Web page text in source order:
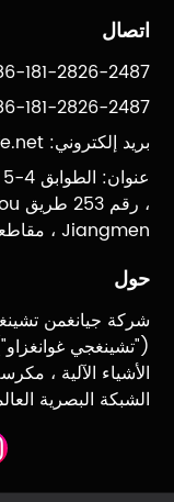
اتصال
181-2826-2487
181-2826-2487
بريد إلكتروني:
Jiangmen ، مقاطعة Guangdong ، الصين
حول
شركة جيانغمن
("تشينغجي
الأشياء الآلية ،
الشبكة البصرية